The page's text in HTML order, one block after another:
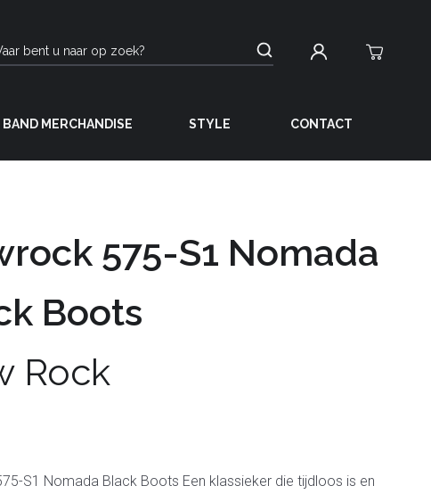
BAND MERCHANDISE STYLE CONTACT
575-S1 Nomada
Boots
Rock
S1 Nomada Black Boots Een klassieker die tijdloos is en